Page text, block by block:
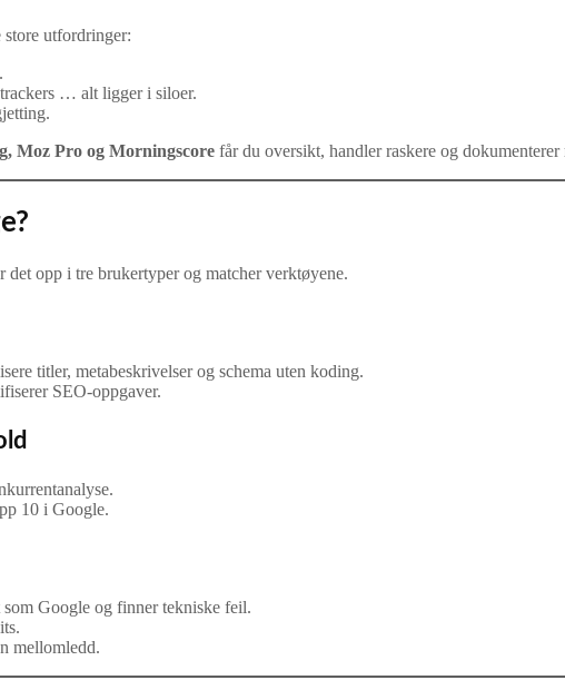
utfordringer:
… alt ligger i siloer.
Moz Pro og Morningscore får du oversikt, handler raskere og dokumenterer
opp i tre brukertyper og matcher verktøyene.
titler, metabeskrivelser og schema uten koding.
SEO-oppgaver.
10 i Google.
Google og finner tekniske feil.
mellomledd.